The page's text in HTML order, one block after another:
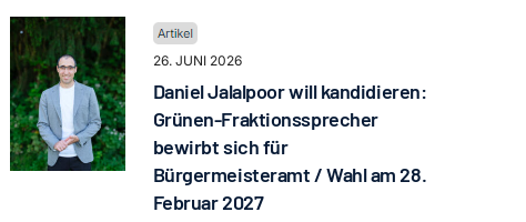
26. JUNI 2026
Daniel Jalalpoor will kandidieren:
Grünen-Fraktionssprecher
bewirbt sich für
Bürgermeisteramt / Wahl am 28.
Februar 2027